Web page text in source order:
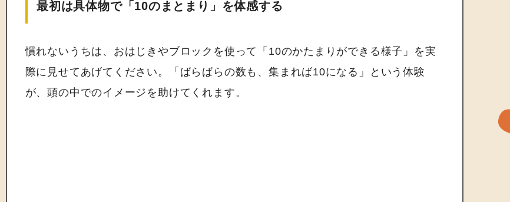
最初は具体物で「10のまとまり」を体感する
慣れないうちは、おはじきやブロックを使って「10のかたまりができる様子」を実
際に見せてあげてください。「ばらばらの数も、集まれば10になる」という体験
が、頭の中でのイメージを助けてくれます。